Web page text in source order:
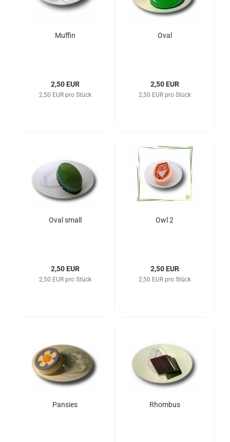
Muffin
2,50 EUR
2,50 EUR pro Stück
Oval
2,50 EUR
2,50 EUR pro Stück
Oval small
2,50 EUR
2,50 EUR pro Stück
Owl 2
2,50 EUR
2,50 EUR pro Stück
Pansies Rhombus